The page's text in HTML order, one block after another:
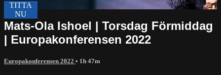
Mats-Ola Ishoel | Torsdag Förmiddag
| Europakonferensen 2022
Europakonferensen 2022 • 1h 47m